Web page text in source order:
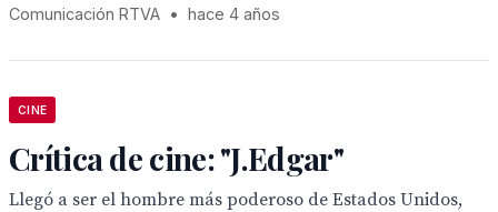
Comunicación RTVA • hace 4 años
CINE
Crítica de cine: "J.Edgar"
Llegó a ser el hombre más poderoso de Estados Unidos,